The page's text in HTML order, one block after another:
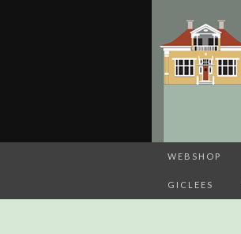
WEBSHOP
GICLEES